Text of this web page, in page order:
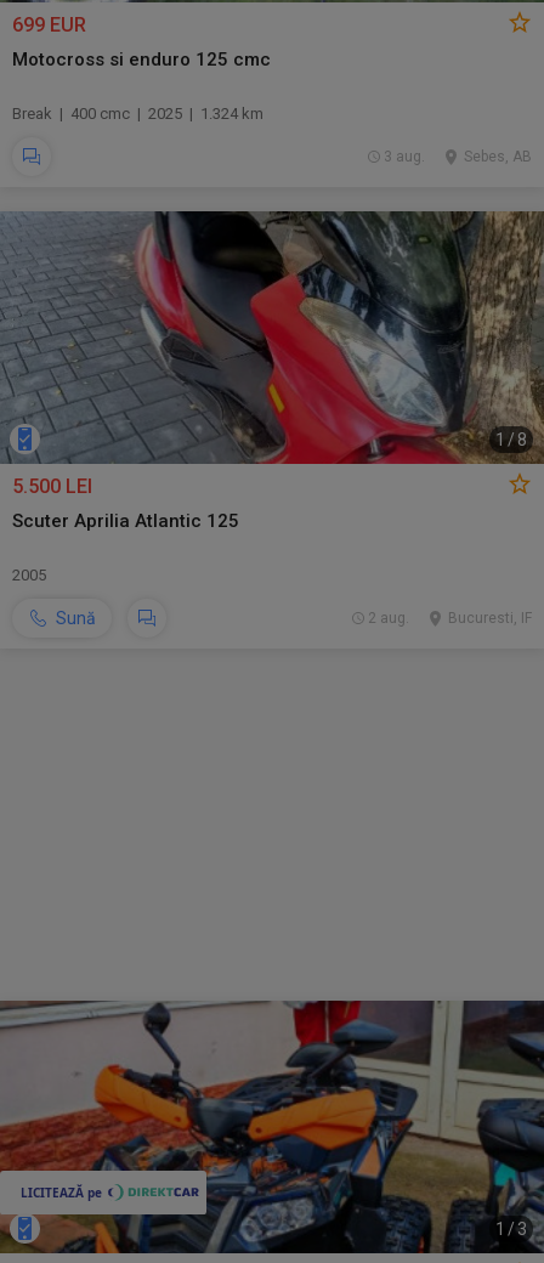
699 EUR
Motocross si enduro 125 cmc
Break | 400 cmc | 2025 | 1.324 km
Sebes, AB
3 aug.
1 /8
5.500 LEI
Scuter Aprilia Atlantic 125
2005
Sună Bucuresti, IF
2 aug.
1 /3